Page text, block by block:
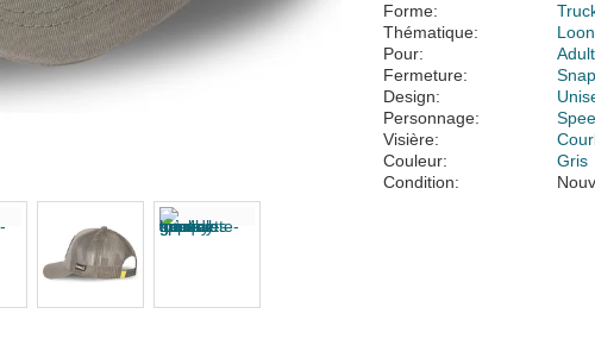
Forme:
Thématique:
Pour:
Fermeture:
Design:
Personnage:
Visière:
Couleur:
Gris
Condition: